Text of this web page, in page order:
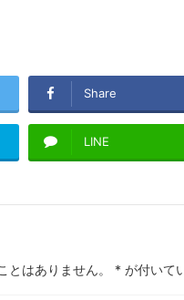
Share
LINE
とはありません。 * が付いて